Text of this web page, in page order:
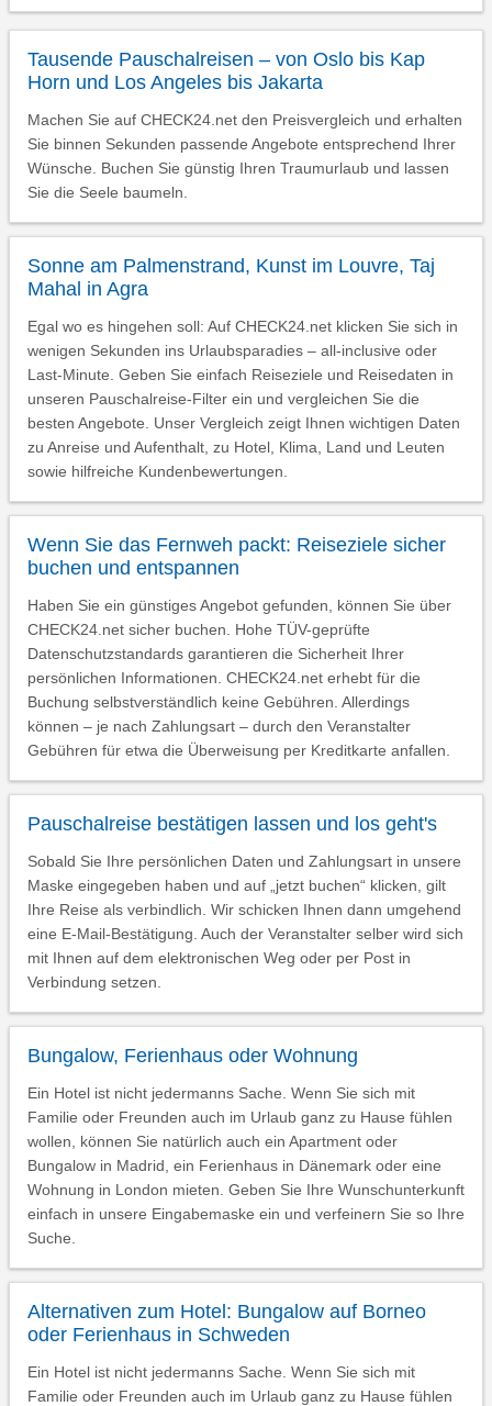
Tausende Pauschalreisen – von Oslo bis Kap
Horn und Los Angeles bis Jakarta
Machen Sie auf CHECK24.net den Preisvergleich und erhalten
Sie binnen Sekunden passende Angebote entsprechend Ihrer
Wünsche. Buchen Sie günstig Ihren Traumurlaub und lassen
Sie die Seele baumeln.
Sonne am Palmenstrand, Kunst im Louvre, Taj
Mahal in Agra
Egal wo es hingehen soll: Auf CHECK24.net klicken Sie sich in
wenigen Sekunden ins Urlaubsparadies – all-inclusive oder
Last-Minute. Geben Sie einfach Reiseziele und Reisedaten in
unseren Pauschalreise-Filter ein und vergleichen Sie die
besten Angebote. Unser Vergleich zeigt Ihnen wichtigen Daten
zu Anreise und Aufenthalt, zu Hotel, Klima, Land und Leuten
sowie hilfreiche Kundenbewertungen.
Wenn Sie das Fernweh packt: Reiseziele sicher
buchen und entspannen
Haben Sie ein günstiges Angebot gefunden, können Sie über
CHECK24.net sicher buchen. Hohe TÜV-geprüfte
Datenschutzstandards garantieren die Sicherheit Ihrer
persönlichen Informationen. CHECK24.net erhebt für die
Buchung selbstverständlich keine Gebühren. Allerdings
können – je nach Zahlungsart – durch den Veranstalter
Gebühren für etwa die Überweisung per Kreditkarte anfallen.
Pauschalreise bestätigen lassen und los geht's
Sobald Sie Ihre persönlichen Daten und Zahlungsart in unsere
Maske eingegeben haben und auf „jetzt buchen“ klicken, gilt
Ihre Reise als verbindlich. Wir schicken Ihnen dann umgehend
eine E-Mail-Bestätigung. Auch der Veranstalter selber wird sich
mit Ihnen auf dem elektronischen Weg oder per Post in
Verbindung setzen.
Bungalow, Ferienhaus oder Wohnung
Ein Hotel ist nicht jedermanns Sache. Wenn Sie sich mit
Familie oder Freunden auch im Urlaub ganz zu Hause fühlen
wollen, können Sie natürlich auch ein Apartment oder
Bungalow in Madrid, ein Ferienhaus in Dänemark oder eine
Wohnung in London mieten. Geben Sie Ihre Wunschunterkunft
einfach in unsere Eingabemaske ein und verfeinern Sie so Ihre
Suche.
Alternativen zum Hotel: Bungalow auf Borneo
oder Ferienhaus in Schweden
Ein Hotel ist nicht jedermanns Sache. Wenn Sie sich mit
Familie oder Freunden auch im Urlaub ganz zu Hause fühlen